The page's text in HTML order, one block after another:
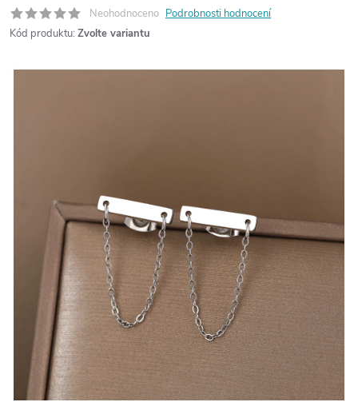
Neohodnoceno Podrobnosti hodnocení
Kód produktu: Zvolte variantu